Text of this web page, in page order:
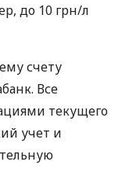
до 10 грн/л
счету
Все
текущего
учет и